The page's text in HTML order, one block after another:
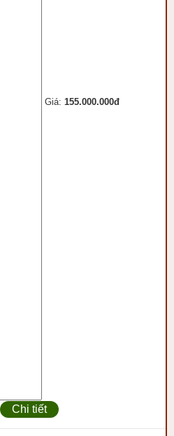
Giá: 155.000.000đ
Chi tiết